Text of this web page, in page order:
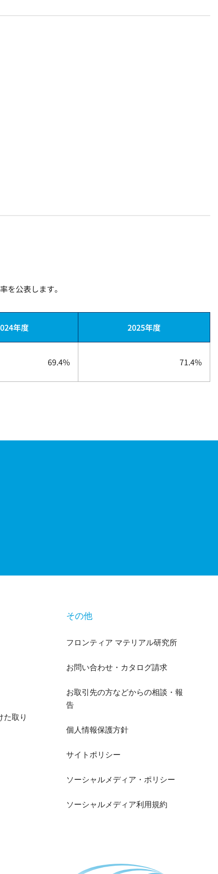
を公表します。
年度 2025年度
69.4% 71.4%
た取り
その他
フロンティア マテリアル研究所
お問い合わせ・カタログ請求
お取引先の方などからの相談・報
告
個人情報保護方針
サイトポリシー
ソーシャルメディア・ポリシー
ソーシャルメディア利用規約